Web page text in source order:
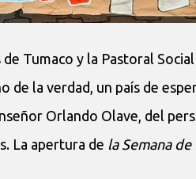
Tumaco y la Pastoral
de la verdad, un país de
Orlando Olave, del
La apertura de la Semana de